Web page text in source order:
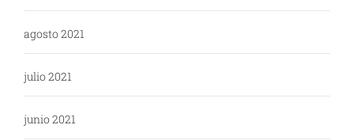
agosto 2021
julio 2021
junio 2021